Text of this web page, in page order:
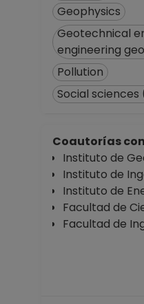
Geophysics
Geotechnical
engineering
Pollution
Social
Coautorías
Instituto de
Instituto de
Instituto de
Facultad de
Facultad de